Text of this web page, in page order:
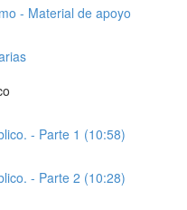
- Material de apoyo
- Parte 1 (10:58)
- Parte 2 (10:28)